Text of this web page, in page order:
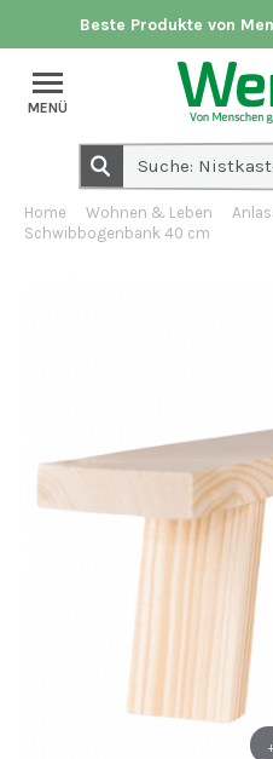
Beste Produkte von
MENÜ
Home Wohnen & Leben
Schwibbogenbank 40 cm
+